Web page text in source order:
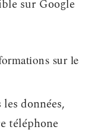
sur Google
sur le
données,
téléphone